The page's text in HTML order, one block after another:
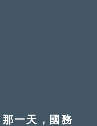
一天，國務